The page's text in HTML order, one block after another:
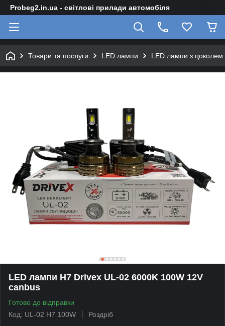
Probeg2.in.ua - світлові прилади автомобіля
Товари та послуги LED лампи LED лампи з цоколем
LED лампи H7 Drivex UL-02 6000K 100W 12V
canbus
Готово до відправки
Код: UL-02 H7 100W
Роздріб